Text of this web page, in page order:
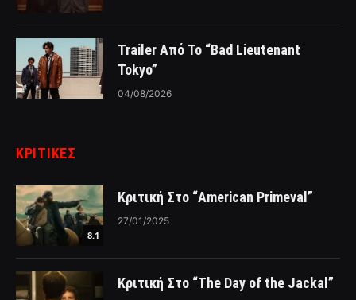
Trailer Από Το “Bad Lieutenant
Tokyo”
04/08/2026
ΚΡΙΤΙΚΈΣ
8.1
Κριτική Στο “American Primeval”
27/01/2025
Κριτική Στο “The Day of the Jackal”